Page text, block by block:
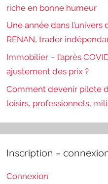
riche en bonne humeur
Une année dans l’univers
RENAN, trader
Immobilier – l’après
ajustement des prix ?
Comment devenir pilote
loisirs, professionnels,
Inscription –
Connexion